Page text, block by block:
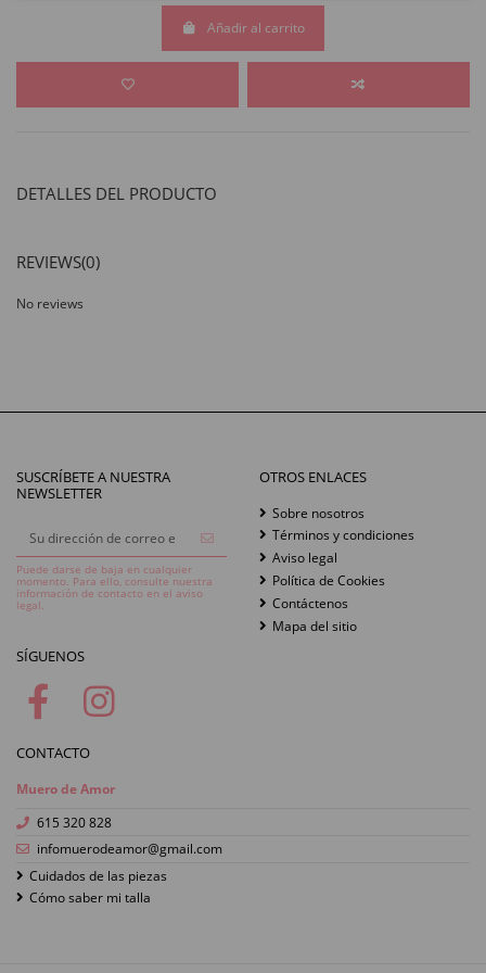
Añadir al carrito
DETALLES DEL PRODUCTO
REVIEWS(0)
No reviews
SUSCRÍBETE A NUESTRA
NEWSLETTER
Puede darse de baja en cualquier
momento. Para ello, consulte nuestra
información de contacto en el aviso
legal.
SÍGUENOS
OTROS ENLACES
Sobre nosotros
Términos y condiciones
Aviso legal
Política de Cookies
Contáctenos
Mapa del sitio
CONTACTO
Muero de Amor
615 320 828
infomuerodeamor@gmail.com
Cuidados de las piezas
Cómo saber mi talla